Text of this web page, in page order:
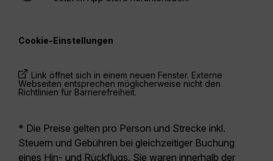
Cookie-Einstellungen
Link öffnet sich in einem neuen Fenster. Externe
Webseiten entsprechen möglicherweise nicht den
Richtlinien für Barrierefreiheit.
* Die Preise gelten pro Person und Strecke inkl.
Steuern und Gebühren bei gleichzeitiger Buchung
eines Hin- und Rückflugs. Sie waren innerhalb der